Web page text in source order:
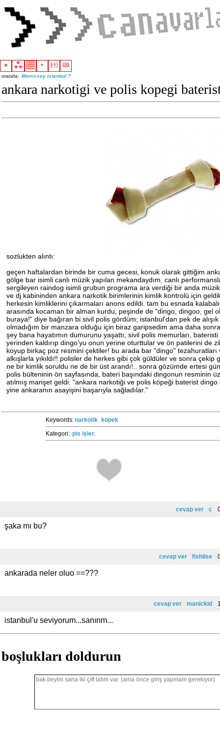
otarafa: Morrissey istanbul ?
ankara narkotigi ve polis kopegi
sozlukten alıntı:
geçen haftalardan birinde bir cuma gecesi, konuk olarak gittiğim
gölge bar isimli canlı müzik yapılan mekandaydım. canlı
sergileyen raindog isimli grubun programa ara verdiği bir anda
ve dj kabininden ankara narkotik birimlerinin kimlik kontrolü için
herkesin kimliklerini çıkarmaları anons edildi. tam bu esnada
arasında kocaman bir alman kurdu, peşinde de "dingo, dingoo, gel
buraya!" diye bağıran bi sivil polis gördüm; istanbul'dan pek de alışık
olmadığım bir manzara olduğu için biraz garipsedim ama daha
şey bana hayatımın dumurunu yaşattı; sivil polis memurları, bateristi
yerinden kaldırıp dingo'yu onun yerine oturttular ve ön patilerini de
koyup birkaç poz resmini çektiler! bu arada bar "dingo"
alkışlarla yıkıldı!! polisler de herkes gibi çok güldüler ve sonra çekip
ne bir kimlik soruldu ne de bir üst arandı!.. sonra gözümde ertesi
polis bülteninin ön sayfasında, bateri başındaki dingonun resminin
atılmış manşet geldi: "ankara narkotiği ve polis köpeği baterist
yine ankaranın asayişini başarıyla sağladılar."
Keywords:narkotik
köpek
Kategori: pis işler.
cevap ver c
şaka mı bu?
cevap ver fishilse
ankarada neler oluo ==???
cevap ver manickid
istanbul'u seviyorum...sanırım...
boşlukları doldurun